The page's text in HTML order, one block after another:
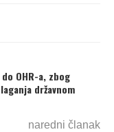
OHR-a, zbog
državnom
naredni članak